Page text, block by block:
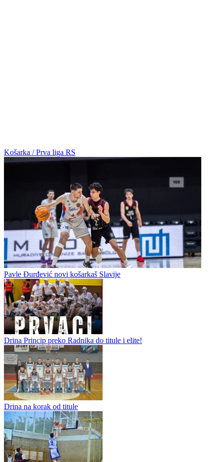
Košarka / Prva liga RS
Pavle Đurđević novi košarkaš Slavije
Drina Princip preko Radnika do titule i elite!
Drina na korak od titule